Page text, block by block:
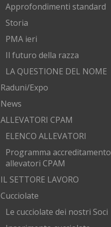
Approfondimenti standard
Storia
PMA ieri
Il futuro della razza
LA QUESTIONE DEL NOME
Raduni/Expo
News
ALLEVATORI CPAM
ELENCO ALLEVATORI
Programma accreditamento
allevatori CPAM
IL SETTORE LAVORO
Cucciolate
Le cucciolate dei nostri Soci